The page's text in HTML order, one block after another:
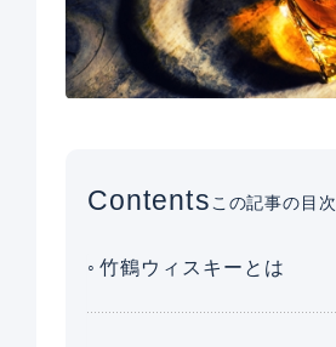
Contentsこの記事の目次
竹鶴ウィスキーとは